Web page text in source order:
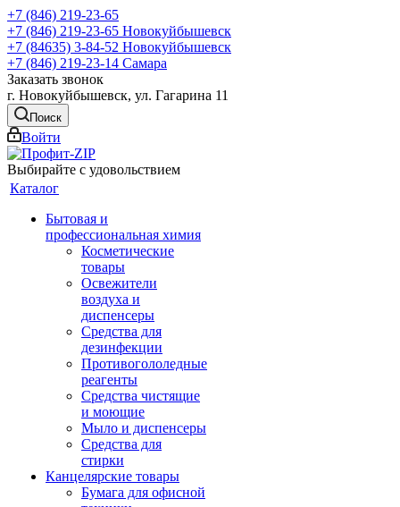
+7 (846) 219-23-65
+7 (846) 219-23-65 Новокуйбышевск
+7 (84635) 3-84-52 Новокуйбышевск
+7 (846) 219-23-14 Самара
Заказать звонок
г. Новокуйбышевск, ул. Гагарина 11
Поиск
Войти
Выбирайте с удовольствием
Каталог
Бытовая и
профессиональная химия
Косметические
товары
Освежители
воздуха и
диспенсеры
Средства для
дезинфекции
Противогололедные
реагенты
Средства чистящие
и моющие
Мыло и диспенсеры
Средства для
стирки
Канцелярские товары
Бумага для офисной